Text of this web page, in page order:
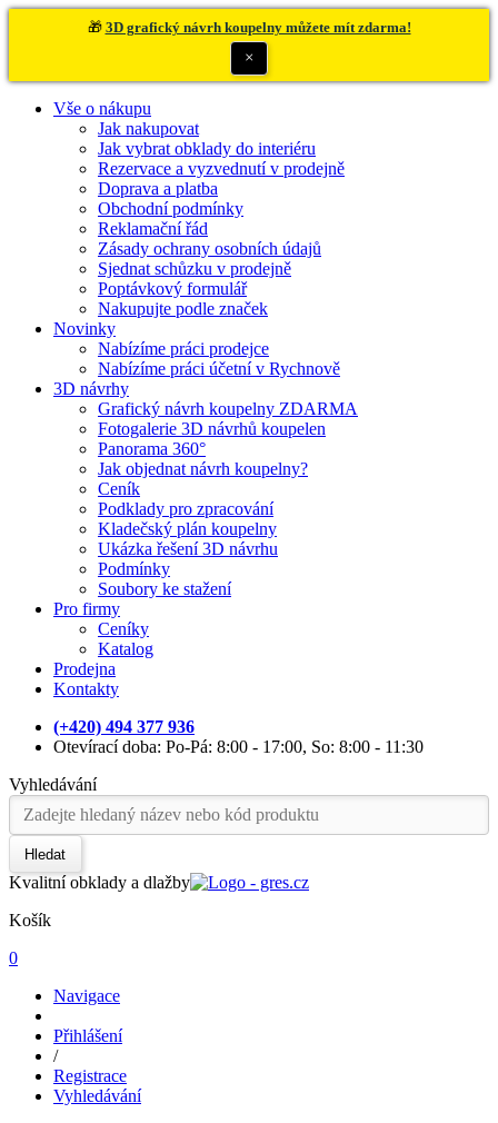
🎁 3D grafický návrh koupelny můžete mít zdarma!
×
Vše o nákupu
Jak nakupovat
Jak vybrat obklady do interiéru
Rezervace a vyzvednutí v prodejně
Doprava a platba
Obchodní podmínky
Reklamační řád
Zásady ochrany osobních údajů
Sjednat schůzku v prodejně
Poptávkový formulář
Nakupujte podle značek
Novinky
Nabízíme práci prodejce
Nabízíme práci účetní v Rychnově
3D návrhy
Grafický návrh koupelny ZDARMA
Fotogalerie 3D návrhů koupelen
Panorama 360°
Jak objednat návrh koupelny?
Ceník
Podklady pro zpracování
Kladečský plán koupelny
Ukázka řešení 3D návrhu
Podmínky
Soubory ke stažení
Pro firmy
Ceníky
Katalog
Prodejna
Kontakty
(+420) 494 377 936
Otevírací doba: Po-Pá: 8:00 - 17:00, So: 8:00 - 11:30
Vyhledávání
Hledat
Kvalitní obklady a dlažby
Košík
0
Navigace
Přihlášení
/
Registrace
Vyhledávání